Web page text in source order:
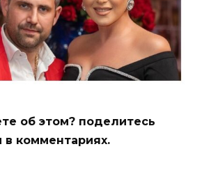
об этом? поделитесь
комментариях.